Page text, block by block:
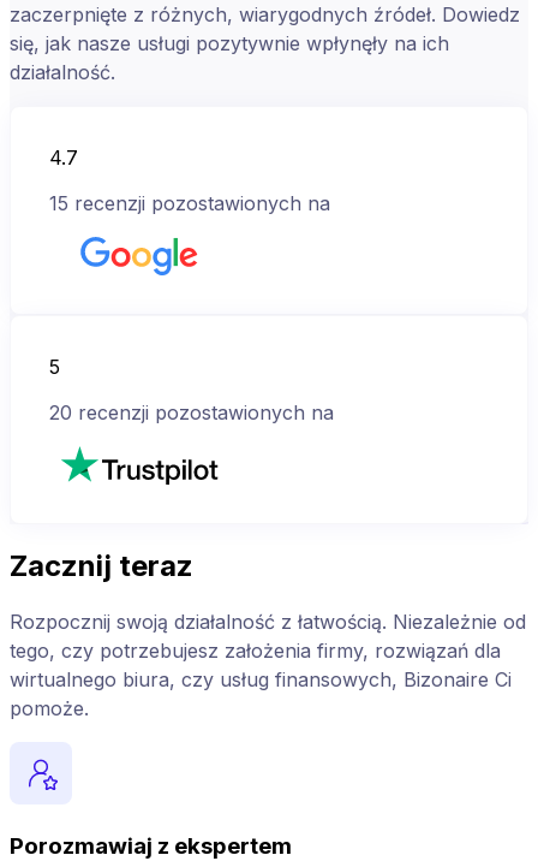
zaczerpnięte z różnych, wiarygodnych źródeł. Dowiedz
się, jak nasze usługi pozytywnie wpłynęły na ich
działalność.
4.7
15 recenzji pozostawionych na
5
20 recenzji pozostawionych na
Zacznij teraz
Rozpocznij swoją działalność z łatwością. Niezależnie od
tego, czy potrzebujesz założenia firmy, rozwiązań dla
wirtualnego biura, czy usług finansowych, Bizonaire Ci
pomoże.
Porozmawiaj z ekspertem